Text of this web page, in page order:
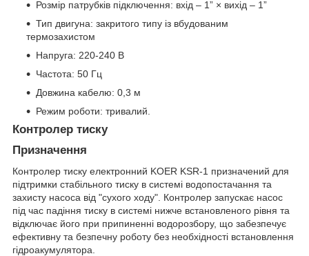
Розмір патрубків підключення: вхід – 1” × вихід – 1”
Тип двигуна: закритого типу із вбудованим
термозахистом
Напруга: 220-240 В
Частота: 50 Гц
Довжина кабелю: 0,3 м
Режим роботи: тривалий.
Контролер тиску
Призначення
Контролер тиску електронний KOER KSR-1 призначений для
підтримки стабільного тиску в системі водопостачання та
захисту насоса від "сухого ходу". Контролер запускає насос
під час падіння тиску в системі нижче встановленого рівня та
відключає його при припиненні водорозбору, що забезпечує
ефективну та безпечну роботу без необхідності встановлення
гідроакумулятора.